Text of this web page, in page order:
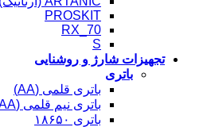
PROSKIT
RX_70
S
تجهیزات شارژ و روشنایی
باتری
باتری قلمی (AA)
باتری نیم قلمی (AAA)
باتری ۱۸۶۵۰